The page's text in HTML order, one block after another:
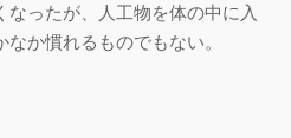
ったが、人工物を体の中に入
か慣れるものでもない。